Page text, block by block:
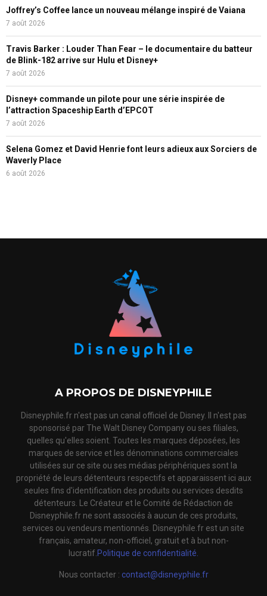
Joffrey’s Coffee lance un nouveau mélange inspiré de Vaiana
7 août 2026
Travis Barker : Louder Than Fear – le documentaire du batteur
de Blink-182 arrive sur Hulu et Disney+
7 août 2026
Disney+ commande un pilote pour une série inspirée de
l’attraction Spaceship Earth d’EPCOT
7 août 2026
Selena Gomez et David Henrie font leurs adieux aux Sorciers de
Waverly Place
6 août 2026
A PROPOS DE DISNEYPHILE
Disneyphile.fr n'est pas un canal officiel de Disney. Il n'est pas
sponsorisé par The Walt Disney Company ou ses filiales,
quelles qu'elles soient. Toutes les marques déposées, les
marques de service et les dénominations commerciales
utilisées sur ce site ou ses médias périphériques sont la
propriété de leurs détenteurs respectifs et apparaissent ici aux
seules fins d'identification des produits ou services desdits
détenteurs. Le Créateur et le Comité de Rédaction de
Disneyphile.fr ne sont associés à aucun de ces produits,
services ou vendeurs mentionnés. Disneyphile.fr est un site
français, amateur, non-officiel, gratuit et à but non-
lucratif.Politique de confidentialité.
Nous contacter : contact@disneyphile.fr